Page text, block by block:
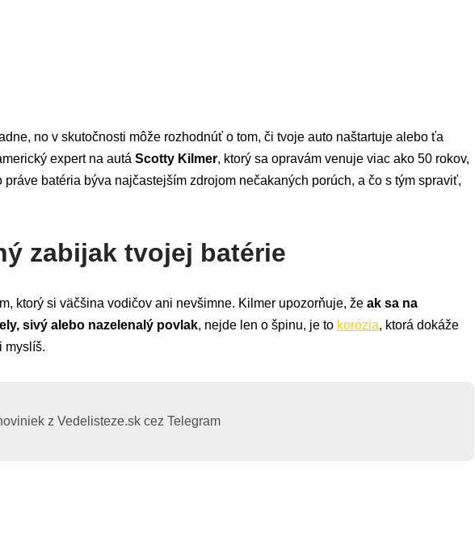
no v skutočnosti môže rozhodnúť o tom, či tvoje auto naštartuje alebo ťa
expert na autá Scotty Kilmer, ktorý sa opravám venuje viac ako 50 rokov,
práve batéria býva najčastejším zdrojom nečakaných porúch, a čo s tým spraviť,
zabijak tvojej batérie
ktorý si väčšina vodičov ani nevšimne. Kilmer upozorňuje, že ak sa na
sivý alebo nazelenalý povlak, nejde len o špinu, je to korózia, ktorá dokáže
myslíš.
z Vedelisteze.sk cez Telegram